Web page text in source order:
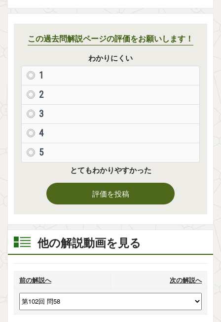
この過去問解説ページの評価をお願いします！
わかりにくい
1
2
3
4
5
とてもわかりやすかった
評価を投稿
他の解説動画を見る
前の解説へ 次の解説へ